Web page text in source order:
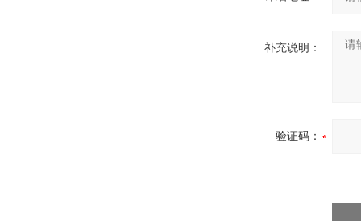
补充说明：
验证码：